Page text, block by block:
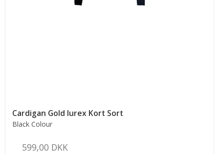
Cardigan Gold lurex Kort Sort
Black Colour
599,00 DKK